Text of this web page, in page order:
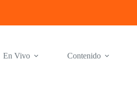
En Vivo Contenido